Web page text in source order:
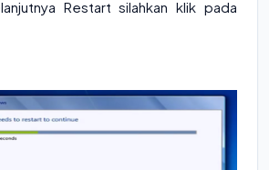
Restart silahkan klik pada